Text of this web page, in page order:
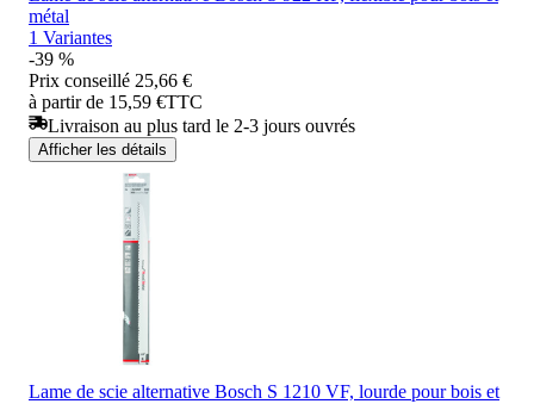
métal
1 Variantes
-39 %
Prix conseillé 25,66 €
à partir de 15,59 €TTC
Livraison au plus tard le 2-3 jours ouvrés
Afficher les détails
Lame de scie alternative Bosch S 1210 VF, lourde pour bois et